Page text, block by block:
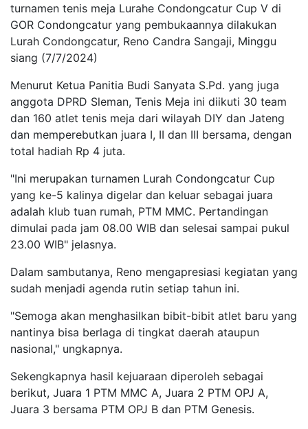
turnamen tenis meja Lurahe Condongcatur Cup V di
GOR Condongcatur yang pembukaannya dilakukan
Lurah Condongcatur, Reno Candra Sangaji, Minggu
siang (7/7/2024)
Menurut Ketua Panitia Budi Sanyata S.Pd. yang juga
anggota DPRD Sleman, Tenis Meja ini diikuti 30 team
dan 160 atlet tenis meja dari wilayah DIY dan Jateng
dan memperebutkan juara I, II dan III bersama, dengan
total hadiah Rp 4 juta.
"Ini merupakan turnamen Lurah Condongcatur Cup
yang ke-5 kalinya digelar dan keluar sebagai juara
adalah klub tuan rumah, PTM MMC. Pertandingan
dimulai pada jam 08.00 WIB dan selesai sampai pukul
23.00 WIB" jelasnya.
Dalam sambutanya, Reno mengapresiasi kegiatan yang
sudah menjadi agenda rutin setiap tahun ini.
"Semoga akan menghasilkan bibit-bibit atlet baru yang
nantinya bisa berlaga di tingkat daerah ataupun
nasional," ungkapnya.
Sekengkapnya hasil kejuaraan diperoleh sebagai
berikut, Juara 1 PTM MMC A, Juara 2 PTM OPJ A,
Juara 3 bersama PTM OPJ B dan PTM Genesis.